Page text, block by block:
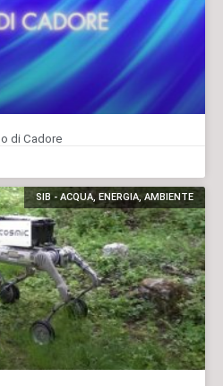
di Cadore
SIB - ACQUA, ENERGIA, AMBIENTE